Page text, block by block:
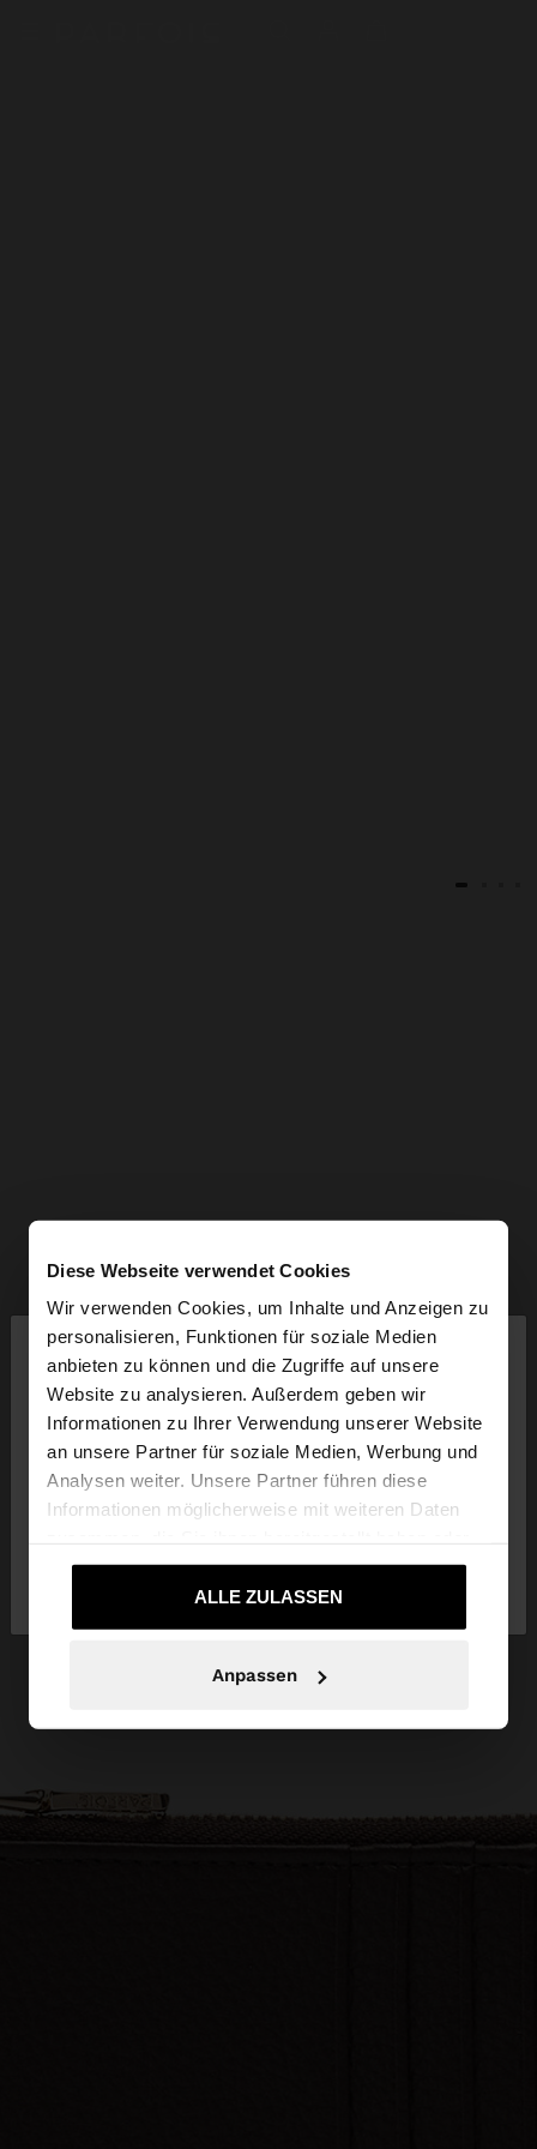
Diese Webseite verwendet Cookies
Wir verwenden Cookies, um Inhalte und Anzeigen zu
personalisieren, Funktionen für soziale Medien
anbieten zu können und die Zugriffe auf unsere
Website zu analysieren. Außerdem geben wir
Informationen zu Ihrer Verwendung unserer Website
an unsere Partner für soziale Medien, Werbung und
Analysen weiter. Unsere Partner führen diese
Informationen möglicherweise mit weiteren Daten
die sie im Rahmen Ihrer Nutzung der Dienste
gesammelt haben.ALLE ZULASSEN
Anpassen
hallo
Sie greifen von Schweiz auf die Website zu.
Möchten Sie unsere United States Website
Ja, bringen Sie mich zu
United States